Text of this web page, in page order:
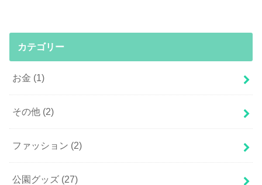
カテゴリー
お金 (1)
その他 (2)
ファッション (2)
公園グッズ (27)